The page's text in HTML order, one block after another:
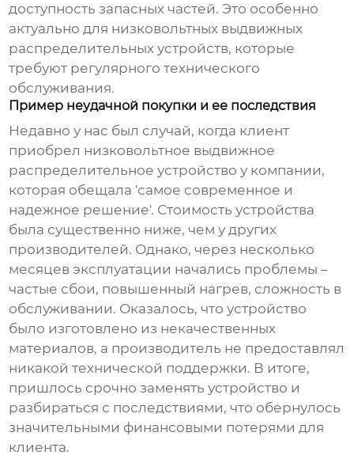
доступность запасных частей. Это особенно
актуально для низковольтных выдвижных
распределительных устройств, которые
требуют регулярного технического
обслуживания.
Пример неудачной покупки и ее последствия
Недавно у нас был случай, когда клиент
приобрел низковольтное выдвижное
распределительное устройство у компании,
которая обещала 'самое современное и
надежное решение'. Стоимость устройства
была существенно ниже, чем у других
производителей. Однако, через несколько
месяцев эксплуатации начались проблемы –
частые сбои, повышенный нагрев, сложность в
обслуживании. Оказалось, что устройство
было изготовлено из некачественных
материалов, а производитель не предоставлял
никакой технической поддержки. В итоге,
пришлось срочно заменять устройство и
разбираться с последствиями, что обернулось
значительными финансовыми потерями для
клиента.